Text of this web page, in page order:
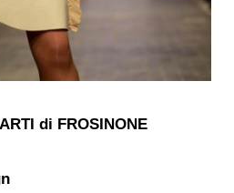
di FROSINONE